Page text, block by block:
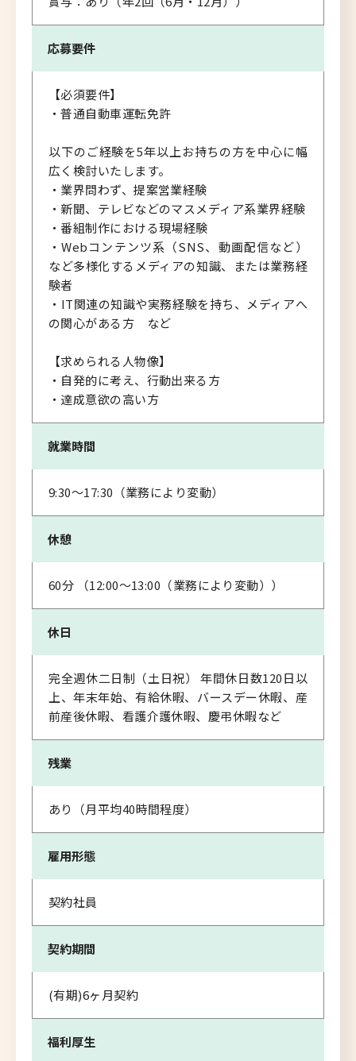
応募要件
【必須要件】
・普通自動車運転免許
以下のご経験を5年以上お持ちの方を中心に幅
広く検討いたします。
・業界問わず、提案営業経験
・新聞、テレビなどのマスメディア系業界経験
・番組制作における現場経験
・Webコンテンツ系（SNS、動画配信など）
など多様化するメディアの知識、または業務経
験者
・IT関連の知識や実務経験を持ち、メディアへ
の関心がある方 など
【求められる人物像】
・自発的に考え、行動出来る方
・達成意欲の高い方
就業時間
9:30～17:30（業務により変動）
休憩
60分 （12:00～13:00（業務により変動））
休日
完全週休二日制（土日祝） 年間休日数120日以
上、年末年始、有給休暇、バースデー休暇、産
前産後休暇、看護介護休暇、慶弔休暇など
残業
あり（月平均40時間程度）
雇用形態
契約社員
契約期間
(有期)6ヶ月契約
福利厚生